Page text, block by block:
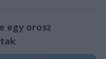
egy orosz